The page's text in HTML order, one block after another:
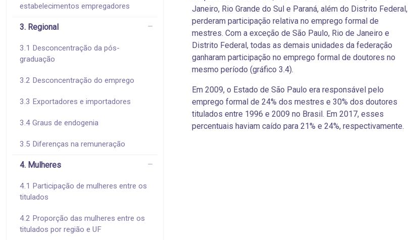
estabelecimentos empregadores
3. Regional
3.1 Desconcentração da pós-
graduação
3.2 Desconcentração do emprego
3.3 Exportadores e importadores
3.4 Graus de endogenia
3.5 Diferenças na remuneração
4. Mulheres
4.1 Participação de mulheres entre os
titulados
4.2 Proporção das mulheres entre os
titulados por região e UF
Janeiro, Rio Grande do Sul e Paraná, além do Distrito Federal,
perderam participação relativa no emprego formal de
mestres. Com a exceção de São Paulo, Rio de Janeiro e
Distrito Federal, todas as demais unidades da federação
ganharam participação no emprego formal de doutores no
mesmo período (gráfico 3.4).
Em 2009, o Estado de São Paulo era responsável pelo
emprego formal de 24% dos mestres e 30% dos doutores
titulados entre 1996 e 2009 no Brasil. Em 2017, esses
percentuais haviam caído para 21% e 24%, respectivamente.